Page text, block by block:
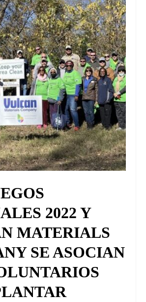
CAD
2022 Y
MATERIALS
SE ASOCIAN